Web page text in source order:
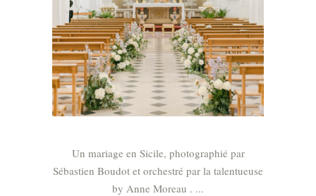
Un mariage en Sicile, photographié par
Sébastien Boudot et orchestré par la talentueuse
by Anne Moreau .